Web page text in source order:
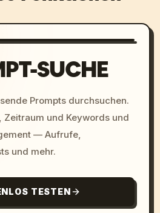
SUCHE
Prompts durchsuchen.
Zeitraum und Keywords und
— Aufrufe,
und mehr.
TESTEN